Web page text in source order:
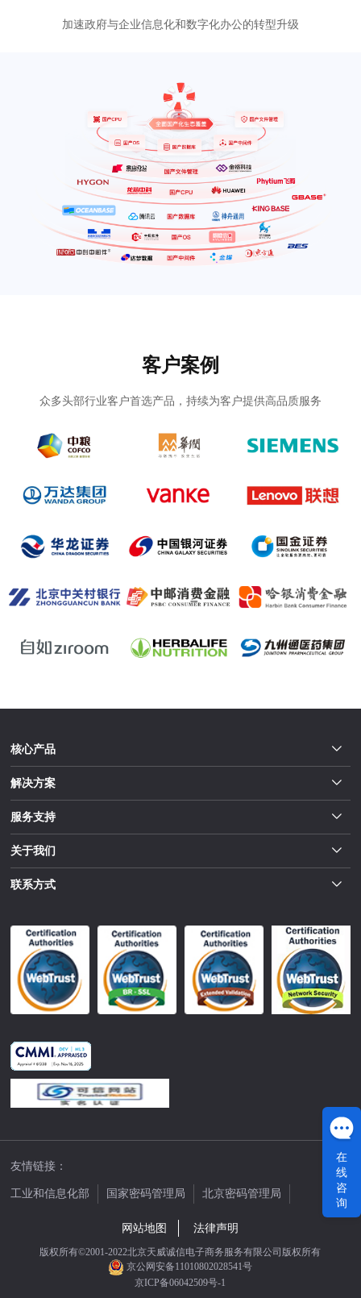
加速政府与企业信息化和数字化办公的转型升级
客户案例
众多头部行业客户首选产品，持续为客户提供高品质服务
核心产品
解决方案
服务支持
关于我们
联系方式
友情链接：
工业和信息化部 国家密码管理局
北京密码管理局
网站地图
法律声明
版权所有©2001-2022北京天威诚信电子商务服务有限公司版权所有
京公网安备11010802028541号
京ICP备06042509号-1
在
线
咨
询